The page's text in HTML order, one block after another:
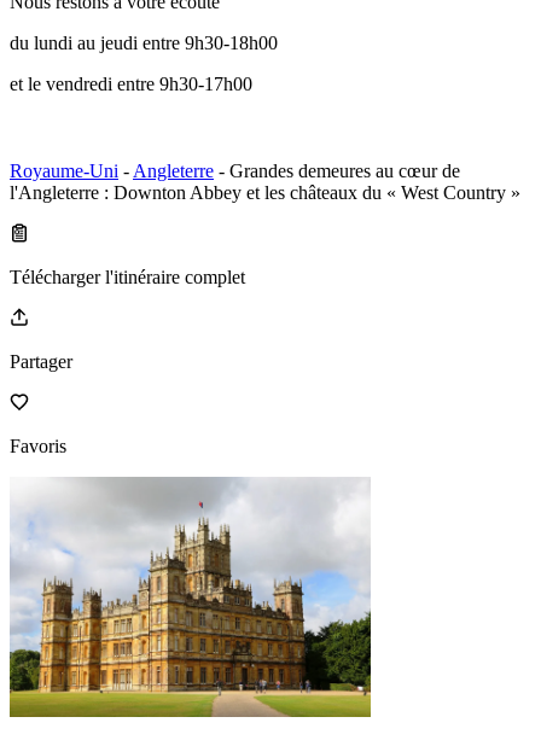
du lundi au jeudi entre 9h30-18h00
et le vendredi entre 9h30-17h00
Royaume-Uni - Angleterre - Grandes demeures au cœur de
l'Angleterre : Downton Abbey et les châteaux du « West Country »
Télécharger l'itinéraire complet
Partager
Favoris